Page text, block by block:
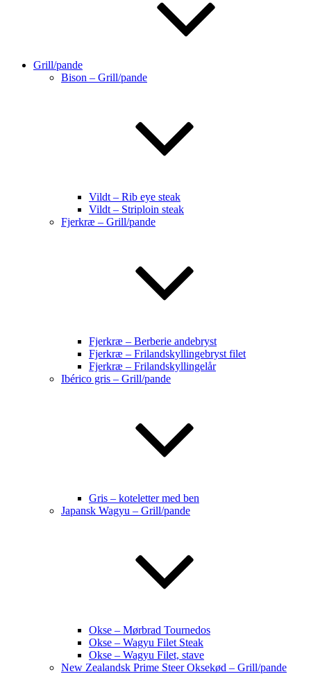
Grill/pande
Bison – Grill/pande
Vildt – Rib eye steak
Vildt – Striploin steak
Fjerkræ – Grill/pande
Fjerkræ – Berberie andebryst
Fjerkræ – Frilandskyllingebryst filet
Fjerkræ – Frilandskyllingelår
Ibérico gris – Grill/pande
Gris – koteletter med ben
Japansk Wagyu – Grill/pande
Okse – Mørbrad Tournedos
Okse – Wagyu Filet Steak
Okse – Wagyu Filet, stave
New Zealandsk Prime Steer Oksekød – Grill/pande